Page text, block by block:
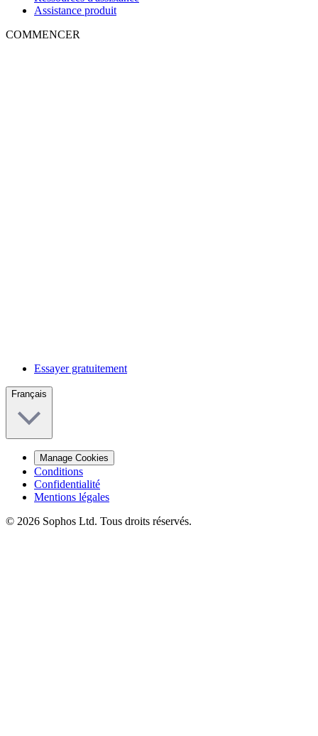
Assistance produit
COMMENCER
Essayer gratuitement
Français
Manage Cookies
Conditions
Confidentialité
Mentions légales
© 2026 Sophos Ltd. Tous droits réservés.